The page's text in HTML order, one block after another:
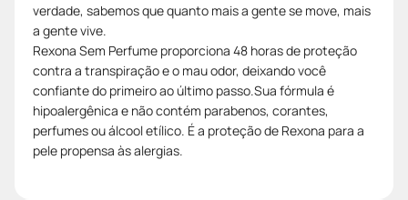
verdade, sabemos que quanto mais a gente se move, mais
a gente vive.
Rexona Sem Perfume proporciona 48 horas de proteção
contra a transpiração e o mau odor, deixando você
confiante do primeiro ao último passo.Sua fórmula é
hipoalergênica e não contém parabenos, corantes,
perfumes ou álcool etílico. É a proteção de Rexona para a
pele propensa às alergias.